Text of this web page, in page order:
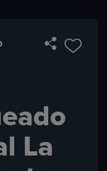
La